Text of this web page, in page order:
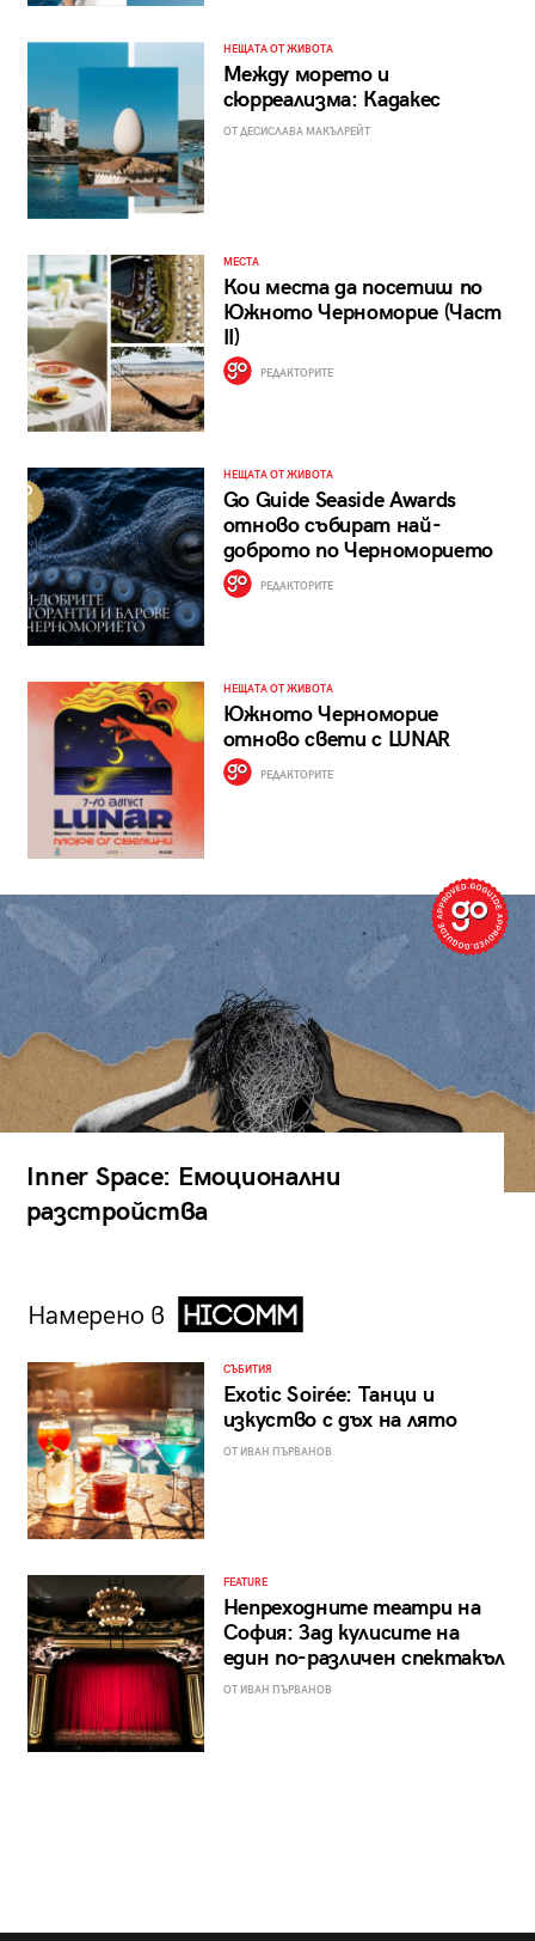
НЕЩАТА ОТ ЖИВОТА
Между морето и
сюрреализма: Кадакес
ОТ ДЕСИСЛАВА МАКЪЛРЕЙТ
МЕСТА
Кои места да посетиш по
Южното Черноморие (Част
II)
РЕДАКТОРИТЕ
НЕЩАТА ОТ ЖИВОТА
Go Guide Seaside Awards
отново събират най-
доброто по Черноморието
РЕДАКТОРИТЕ
НЕЩАТА ОТ ЖИВОТА
Южното Черноморие
отново свети с LUNAR
РЕДАКТОРИТЕ
Inner Space: Емоционални
разстройства
Намерено в
СЪБИТИЯ
Exotic Soirée: Танци и
изкуство с дъх на лято
ОТ ИВАН ПЪРВАНОВ
FEATURE
Непреходните театри на
София: Зад кулисите на
един по-различен спектакъл
ОТ ИВАН ПЪРВАНОВ